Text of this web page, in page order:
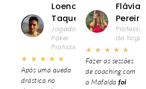
Loenardo
Taques
Jogador de
Poker
Profissional
★ ★ ★ ★ ★
Após uma queda
drástica no
Flávia
Pereira
Professora
de Yoga
★ ★ ★ ★ ★
Fazer as sessões
de coaching com
a Mafalda foi